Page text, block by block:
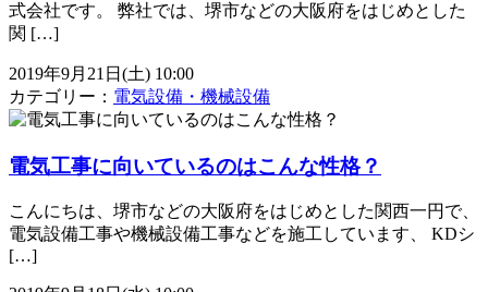
式会社です。 弊社では、堺市などの大阪府をはじめとした
関 […]
2019年9月21日(土) 10:00
カテゴリー： 電気設備・機械設備
電気工事に向いているのはこんな性格？
こんにちは、堺市などの大阪府をはじめとした関西一円で、
電気設備工事や機械設備工事などを施工しています、 KDシ
[…]